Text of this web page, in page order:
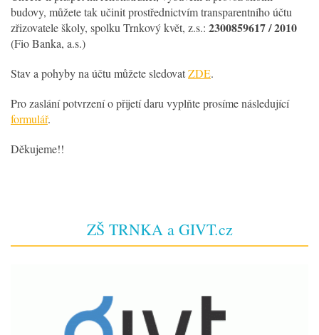
budovy, můžete tak učinit prostřednictvím transparentního účtu
zřizovatele školy, spolku Trnkový květ, z.s.: 2300859617 / 2010
(Fio Banka, a.s.)
Stav a pohyby na účtu můžete sledovatZDE.
Pro zaslání potvrzení o přijetí daru vyplňte prosíme následující
formulář.
Děkujeme!!
ZŠ TRNKA a GIVT.cz